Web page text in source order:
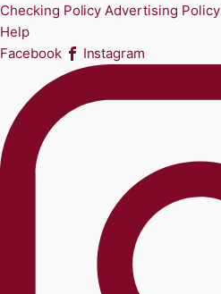
Checking Policy Advertising Policy
Help
Facebook
Instagram